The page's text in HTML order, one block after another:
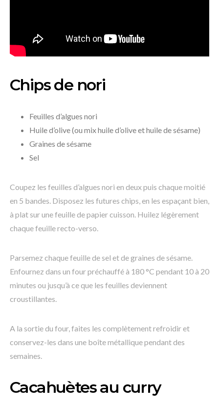
Chips de nori
Feuilles d’algues nori
Huile d’olive (ou mix huile d’olive et huile de sésame)
Graines de sésame
Sel
Coupez les feuilles d’algues nori en deux puis chaque moitié
en 5 bandes. Disposez les futures chips, en les espaçant bien,
à plat sur une feuille de papier cuisson. Huilez légèrement
chaque feuille recto-verso.
Parsemez chaque feuille de sel et de graines de sésame.
Enfournez dans un four préchauffé à 180 °C pendant 10 à 20
minutes ou jusqu’à ce que les feuilles deviennent
croustillantes.
A la sortie du four, faites les complètement refroidir et
conservez-les dans une boîte métallique pendant des
semaines.
Cacahuètes au curry